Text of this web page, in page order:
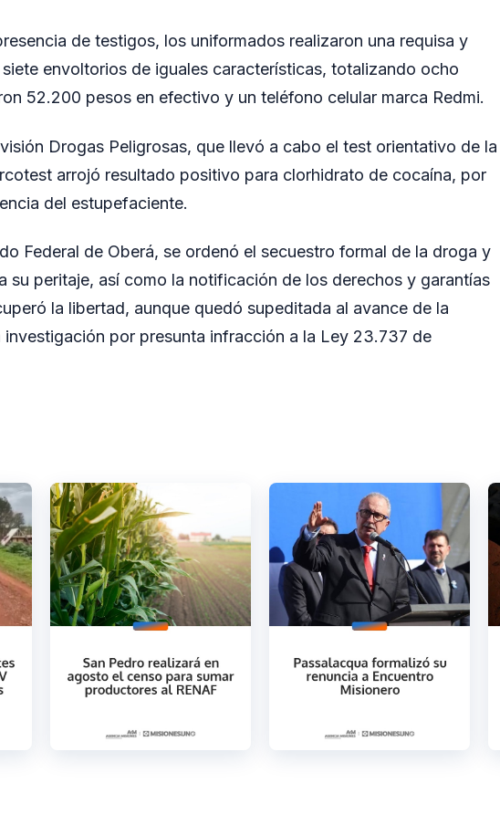
de testigos, los uniformados realizaron una requisa y
envoltorios de iguales características, totalizando ocho
52.200 pesos en efectivo y un teléfono celular marca Redmi.
Drogas Peligrosas, que llevó a cabo el test orientativo de la
arrojó resultado positivo para clorhidrato de cocaína, por
del estupefaciente.
Federal de Oberá, se ordenó el secuestro formal de la droga y
su peritaje, así como la notificación de los derechos y garantías
la libertad, aunque quedó supeditada al avance de la
investigación por presunta infracción a la Ley 23.737 de